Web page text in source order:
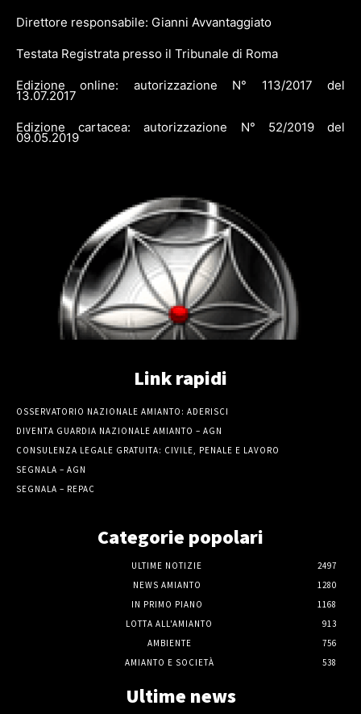
Direttore responsabile: Gianni Avvantaggiato
Testata Registrata presso il Tribunale di Roma
Edizione online: autorizzazione N° 113/2017 del
13.07.2017
Edizione cartacea: autorizzazione N° 52/2019 del
09.05.2019
Link rapidi
OSSERVATORIO NAZIONALE AMIANTO: ADERISCI
DIVENTA GUARDIA NAZIONALE AMIANTO – AGN
CONSULENZA LEGALE GRATUITA: CIVILE, PENALE E LAVORO
SEGNALA – AGN
SEGNALA – REPAC
Categorie popolari
ULTIME NOTIZIE
2497
NEWS AMIANTO
1280
IN PRIMO PIANO
1168
LOTTA ALL'AMIANTO
913
AMBIENTE
756
AMIANTO E SOCIETÀ
538
Ultime news